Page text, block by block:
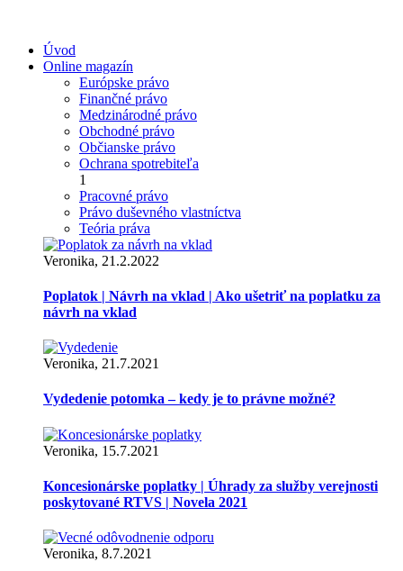
Úvod
Online magazín
Európske právo
Finančné právo
Medzinárodné právo
Obchodné právo
Občianske právo
Ochrana spotrebiteľa
1
Pracovné právo
Právo duševného vlastníctva
Teória práva
Veronika, 21.2.2022
Poplatok | Návrh na vklad | Ako ušetriť na poplatku za
návrh na vklad
Veronika, 21.7.2021
Vydedenie potomka – kedy je to právne možné?
Veronika, 15.7.2021
Koncesionárske poplatky | Úhrady za služby verejnosti
poskytované RTVS | Novela 2021
Veronika, 8.7.2021